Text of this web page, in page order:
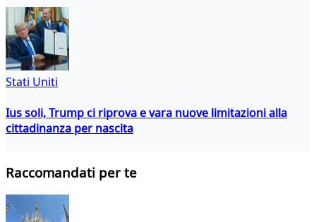
Stati Uniti
Ius soli, Trump ci riprova e vara nuove limitazioni alla
cittadinanza per nascita
Raccomandati per te